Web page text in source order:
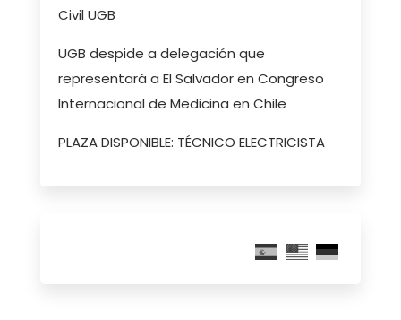
Civil UGB
UGB despide a delegación que
representará a El Salvador en Congreso
Internacional de Medicina en Chile
PLAZA DISPONIBLE: TÉCNICO ELECTRICISTA